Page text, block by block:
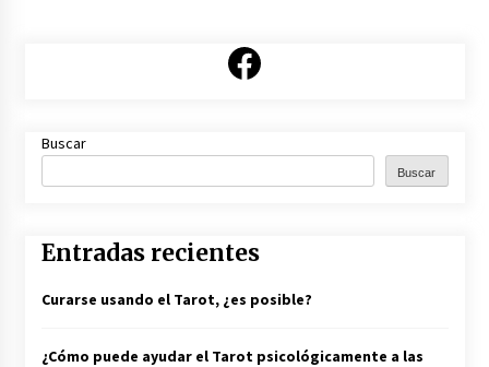
30 de junio de 2022
España
Facebook
Buscar
Buscar
Entradas recientes
Curarse usando el Tarot, ¿es posible?
¿Cómo puede ayudar el Tarot psicológicamente a las